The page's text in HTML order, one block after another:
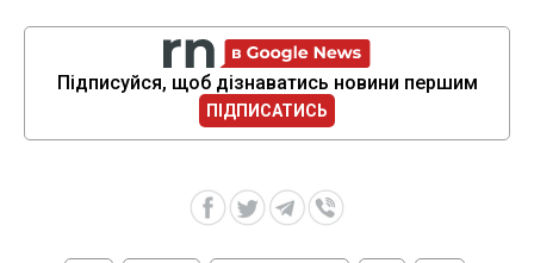
Підписуйся, щоб дізнаватись новини першим
ПІДПИСАТИСЬ